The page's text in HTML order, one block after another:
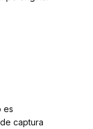
es
captura